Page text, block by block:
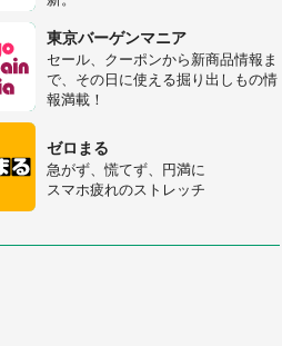
東京バーゲンマニア
セール、クーポンから新商品情報ま
で、その日に使える掘り出しもの情
報満載！
ゼロまる
急がず、慌てず、円満に
スマホ疲れのストレッチ